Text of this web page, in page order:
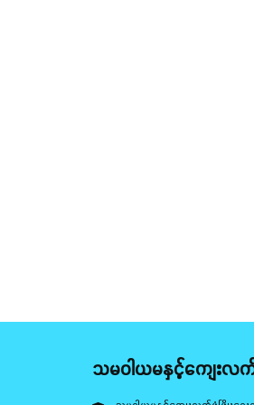
သမဝါယမနှင့်ကျေးလက်